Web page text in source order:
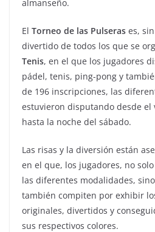
almanseño.
El Torneo de las Pulseras es,
divertido de todos los que se
Tenis, en el que los jugadores
pádel, tenis, ping-pong y
de 196 inscripciones, las
estuvieron disputando desde el
hasta la noche del sábado.
Las risas y la diversión están
en el que, los jugadores, no
las diferentes modalidades,
también compiten por exhibir
originales, divertidos y
sus respectivos colores.